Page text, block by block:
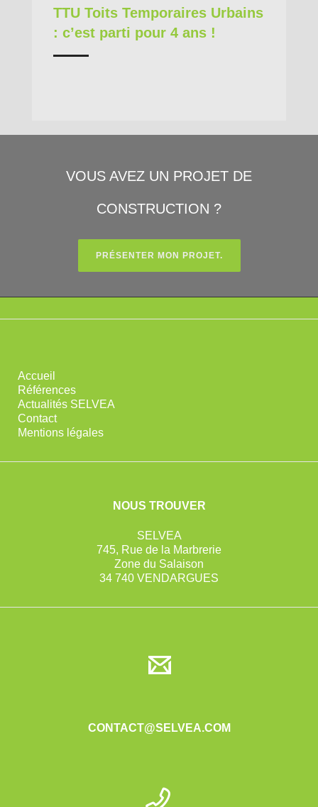
TTU Toits Temporaires Urbains
: c’est parti pour 4 ans !
VOUS AVEZ UN PROJET DE
CONSTRUCTION ?
PRÉSENTER MON PROJET.
Accueil
Références
Actualités SELVEA
Contact
Mentions légales
NOUS TROUVER
SELVEA
745, Rue de la Marbrerie
Zone du Salaison
34 740 VENDARGUES
CONTACT@SELVEA.COM